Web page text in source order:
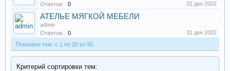
Ответов:
0 31 дек 2002
АТЕЛЬЕ МЯГКОЙ МЕБЕЛИ
admin
Ответов:
0
31 дек 2002
Показано тем: с 1 по 20 из 95.
Критерий сортировки тем: